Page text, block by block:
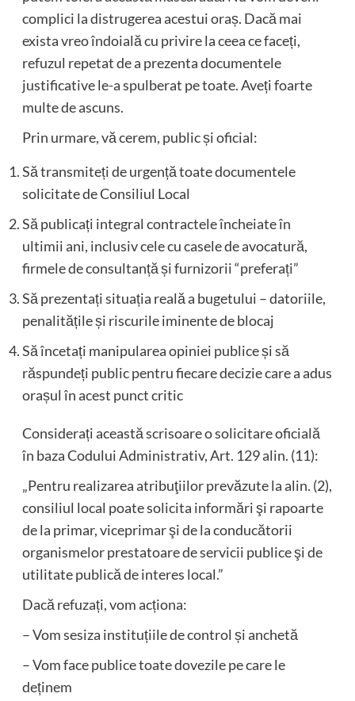
complici la distrugerea acestui oraș. Dacă mai
exista vreo îndoială cu privire la ceea ce faceți,
refuzul repetat de a prezenta documentele
justificative le-a spulberat pe toate. Aveți foarte
multe de ascuns.
Prin urmare, vă cerem, public și oficial:
Să transmiteți de urgență toate documentele
solicitate de Consiliul Local
Să publicați integral contractele încheiate în
ultimii ani, inclusiv cele cu casele de avocatură,
firmele de consultanță și furnizorii “preferați”
Să prezentați situația reală a bugetului – datoriile,
penalitățile și riscurile iminente de blocaj
Să încetați manipularea opiniei publice și să
răspundeți public pentru fiecare decizie care a adus
orașul în acest punct critic
Considerați această scrisoare o solicitare oficială
în baza Codului Administrativ, Art. 129 alin. (11):
„Pentru realizarea atribuţiilor prevăzute la alin. (2),
consiliul local poate solicita informări şi rapoarte
de la primar, viceprimar şi de la conducătorii
organismelor prestatoare de servicii publice şi de
utilitate publică de interes local.”
Dacă refuzați, vom acționa:
– Vom sesiza instituțiile de control și anchetă
– Vom face publice toate dovezile pe care le
deținem